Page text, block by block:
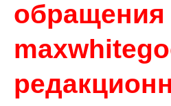
обращения